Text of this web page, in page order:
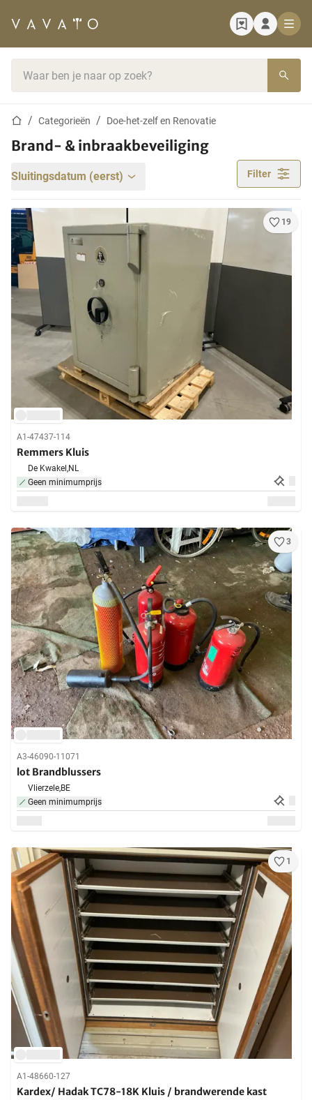
StartpaginaCategorieën Doe-het-zelf en Renovatie
Brand- & inbraakbeveiliging
Sluitingsdatum (eerst) Filter
19
A1-47437-114
Remmers Kluis
De Kwakel,NL
Geen minimumprijs
3
A3-46090-11071
lot Brandblussers
Vlierzele,BE
Geen minimumprijs
1
A1-48660-127
Kardex/ Hadak TC78-18K Kluis / brandwerende kast